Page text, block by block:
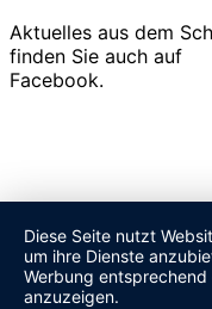
Aktuelles aus dem
finden Sie auch auf
Facebook.
Diese Seite nutzt
um ihre Dienste
Werbung
anzuzeigen.